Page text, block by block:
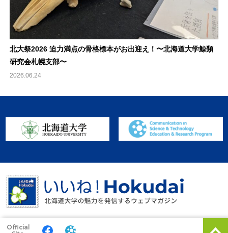
北大祭2026 迫力満点の骨格標本がお出迎え！〜北海道大学鯨類
研究会札幌支部〜
2026.06.24
Official